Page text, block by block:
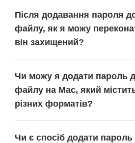
Після додавання пароля
файлу, як я можу
він захищений?
Чи можу я додати пароль
файлу на Mac, який
різних форматів?
Чи є спосіб додати